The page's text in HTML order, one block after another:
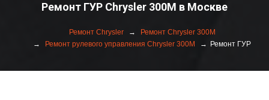
Ремонт ГУР Chrysler 300M в Москве
Ремонт Chrysler
Ремонт Chrysler 300M
Ремонт рулевого управления Chrysler 300M
Ремонт ГУР